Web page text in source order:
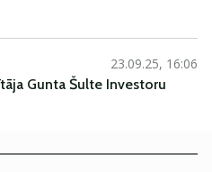
23.09.25, 16:06
Gunta Šulte Investoru